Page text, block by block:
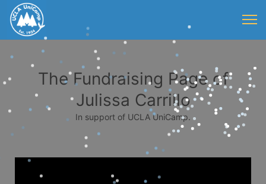
The Fundraising Page of
Julissa Carrillo
In support of UCLA UniCamp.